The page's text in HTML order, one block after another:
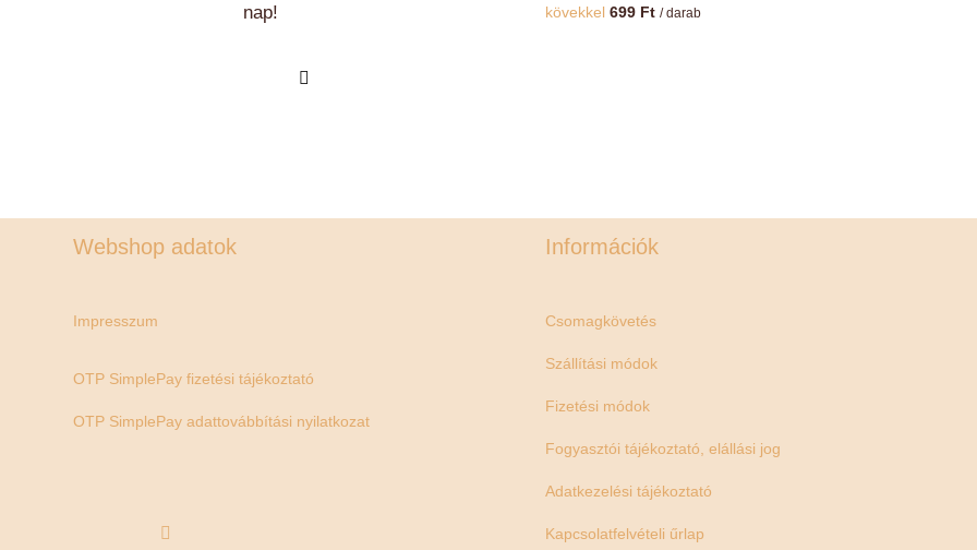
nap!
kövekkel 699 Ft / darab
Webshop adatok
Impresszum
OTP SimplePay fizetési tájékoztató
OTP SimplePay adattovábbítási nyilatkozat
Információk
Csomagkövetés
Szállítási módok
Fizetési módok
Fogyasztói tájékoztató, elállási jog
Adatkezelési tájékoztató
Kapcsolatfelvételi űrlap